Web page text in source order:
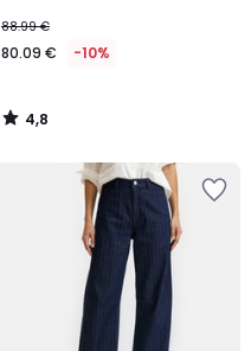
88.99 €
80.09 € -10%
4,8
/